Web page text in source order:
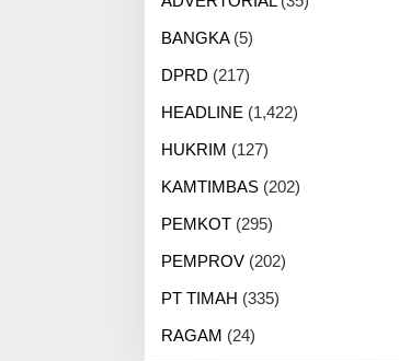
BANGKA(5)
DPRD (217)
HEADLINE (1,422)
HUKRIM (127)
KAMTIMBAS (202)
PEMKOT (295)
PEMPROV (202)
PT TIMAH (335)
RAGAM (24)